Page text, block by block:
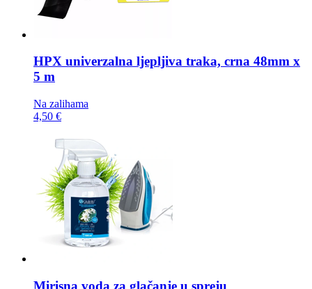
HPX univerzalna ljepljiva traka, crna 48mm x
5 m
Na zalihama
4,50 €
Mirisna voda za glačanje u spreju